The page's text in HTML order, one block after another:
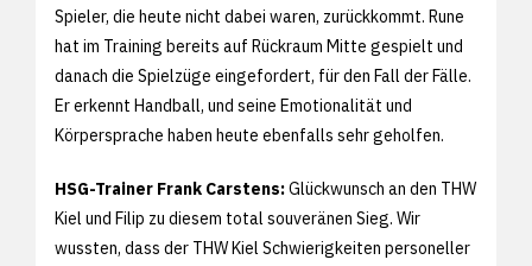
Spieler, die heute nicht dabei waren, zurückkommt. Rune
hat im Training bereits auf Rückraum Mitte gespielt und
danach die Spielzüge eingefordert, für den Fall der Fälle.
Er erkennt Handball, und seine Emotionalität und
Körpersprache haben heute ebenfalls sehr geholfen.
HSG-Trainer Frank Carstens:Glückwunsch an den THW
Kiel und Filip zu diesem total souveränen Sieg. Wir
wussten, dass der THW Kiel Schwierigkeiten personeller